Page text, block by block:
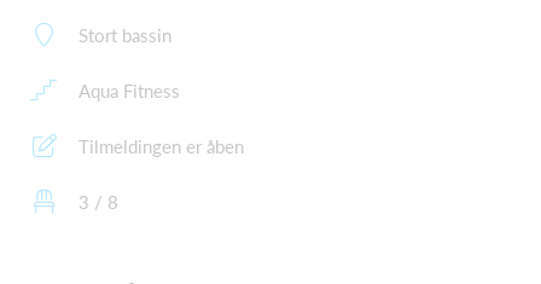
Stort bassin
Aqua Fitness
Tilmeldingen er åben
3 / 8